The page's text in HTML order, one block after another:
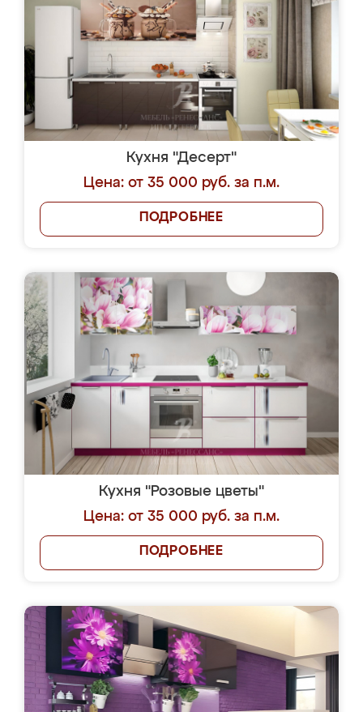
Кухня "Десерт"
Цена: от 35 000 руб. за п.м.
ПОДРОБНЕЕ
Кухня "Розовые цветы"
Цена: от 35 000 руб. за п.м.
ПОДРОБНЕЕ